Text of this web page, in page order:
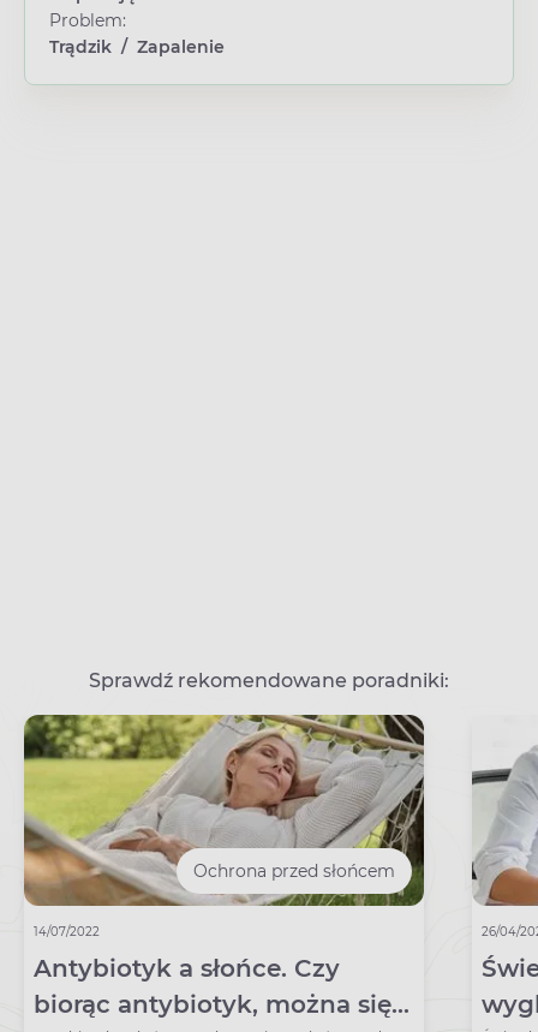
Problem:
Trądzik / Zapalenie
Sprawdź rekomendowane poradniki:
Ochrona przed słońcem
14/07/2022
Antybiotyk a słońce. Czy
biorąc antybiotyk, można się
26/04/